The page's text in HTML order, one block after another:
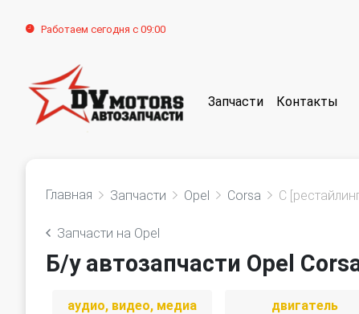
Работаем сегодня с 09:00
Запчасти Контакты
Главная Запчасти Opel Corsa C
Запчасти на Opel
Б/у автозапчасти Opel
аудио, видео, медиа двигатель